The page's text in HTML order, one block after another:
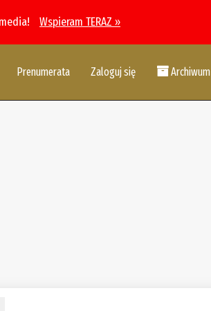
Wspieram TERAZ »
Prenumerata Zaloguj się Archiwum